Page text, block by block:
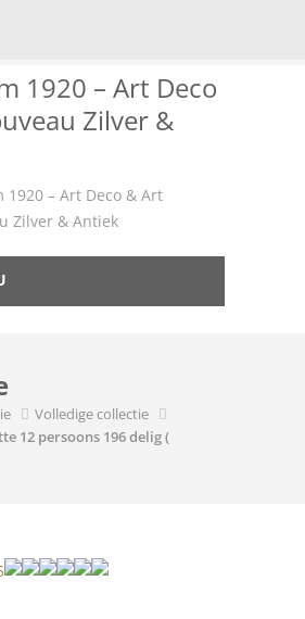
1920 – Art Deco & Art
Zilver & Antiek
Volledige collectie
12 persoons 196 delig (